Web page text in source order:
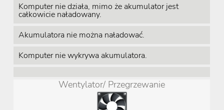
Komputer nie działa, mimo że akumulator jest
całkowicie naładowany.
Akumulatora nie można naładować.
Komputer nie wykrywa akumulatora.
Wentylator/ Przegrzewanie